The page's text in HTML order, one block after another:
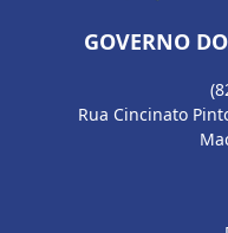
GOVERNO
Rua Cincinato